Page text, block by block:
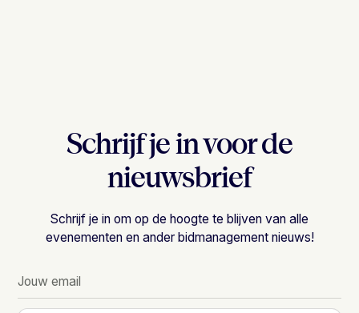
Schrijf je in voor de
nieuwsbrief
Schrijf je in om op de hoogte te blijven van alle
evenementen en ander bidmanagement nieuws!